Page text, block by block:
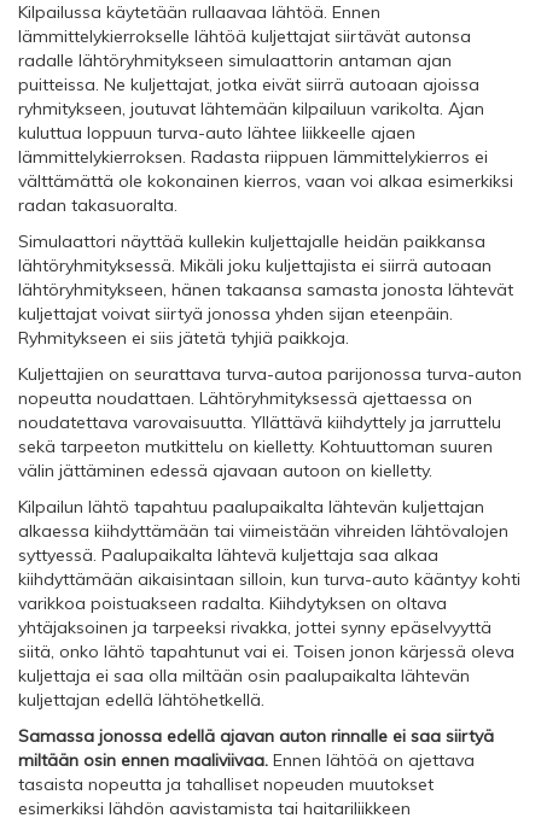
Kilpailussa käytetään rullaavaa lähtöä. Ennen
lämmittelykierrokselle lähtöä kuljettajat siirtävät autonsa
radalle lähtöryhmitykseen simulaattorin antaman ajan
puitteissa. Ne kuljettajat, jotka eivät siirrä autoaan ajoissa
ryhmitykseen, joutuvat lähtemään kilpailuun varikolta. Ajan
kuluttua loppuun turva-auto lähtee liikkeelle ajaen
lämmittelykierroksen. Radasta riippuen lämmittelykierros ei
välttämättä ole kokonainen kierros, vaan voi alkaa esimerkiksi
radan takasuoralta.
Simulaattori näyttää kullekin kuljettajalle heidän paikkansa
lähtöryhmityksessä. Mikäli joku kuljettajista ei siirrä autoaan
lähtöryhmitykseen, hänen takaansa samasta jonosta lähtevät
kuljettajat voivat siirtyä jonossa yhden sijan eteenpäin.
Ryhmitykseen ei siis jätetä tyhjiä paikkoja.
Kuljettajien on seurattava turva-autoa parijonossa turva-auton
nopeutta noudattaen. Lähtöryhmityksessä ajettaessa on
noudatettava varovaisuutta. Yllättävä kiihdyttely ja jarruttelu
sekä tarpeeton mutkittelu on kielletty. Kohtuuttoman suuren
välin jättäminen edessä ajavaan autoon on kielletty.
Kilpailun lähtö tapahtuu paalupaikalta lähtevän kuljettajan
alkaessa kiihdyttämään tai viimeistään vihreiden lähtövalojen
syttyessä. Paalupaikalta lähtevä kuljettaja saa alkaa
kiihdyttämään aikaisintaan silloin, kun turva-auto kääntyy kohti
varikkoa poistuakseen radalta. Kiihdytyksen on oltava
yhtäjaksoinen ja tarpeeksi rivakka, jottei synny epäselvyyttä
siitä, onko lähtö tapahtunut vai ei. Toisen jonon kärjessä oleva
kuljettaja ei saa olla miltään osin paalupaikalta lähtevän
kuljettajan edellä lähtöhetkellä.
Samassa jonossa edellä ajavan auton rinnalle ei saa siirtyä
miltään osin ennen maaliviivaa. Ennen lähtöä on ajettava
tasaista nopeutta ja tahalliset nopeuden muutokset
esimerkiksi lähdön aavistamista tai haitariliikkeen